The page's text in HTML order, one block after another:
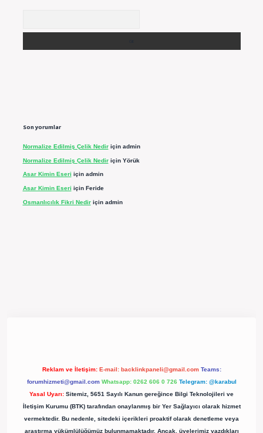
Son yorumlar
Normalize Edilmiş Çelik Nediriçin admin
Normalize Edilmiş Çelik Nediriçin Yörük
Asar Kimin Eseri için admin
Asar Kimin Eseri için Feride
Osmanlıcılık Fikri Nediriçin admin
Reklam ve İletişim: E-mail: backlinkpaneli@gmail.com Teams:
forumhizmeti@gmail.com Whatsapp: 0262 606 0 726 Telegram: @karabul
Yasal Uyarı: Sitemiz, 5651 Sayılı Kanun gereğince Bilgi Teknolojileri ve
İletişim Kurumu (BTK) tarafından onaylanmış bir Yer Sağlayıcı olarak hizmet
vermektedir. Bu nedenle, sitedeki içerikleri proaktif olarak denetleme veya
araştırma yükümlülüğümüz bulunmamaktadır. Ancak, üyelerimiz yazdıkları